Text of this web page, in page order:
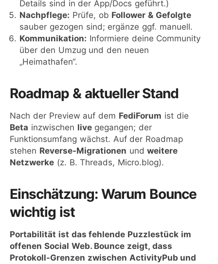
Details sind in der App/Docs geführt.)
Nachpflege: Prüfe, ob Follower & Gefolgte
sauber gezogen sind; ergänze ggf. manuell.
Kommunikation: Informiere deine Community
über den Umzug und den neuen
„Heimathafen“.
Roadmap & aktueller Stand
Nach der Preview auf dem FediForum ist die
Beta inzwischen livegegangen; der
Funktionsumfang wächst. Auf der Roadmap
stehen Reverse-Migrationen undweitere
Netzwerke (z. B. Threads, Micro.blog).
Einschätzung: Warum Bounce
wichtig ist
Portabilität ist das fehlende Puzzlestück im
offenen Social Web. Bounce zeigt, dass
Protokoll-Grenzen zwischen ActivityPub und